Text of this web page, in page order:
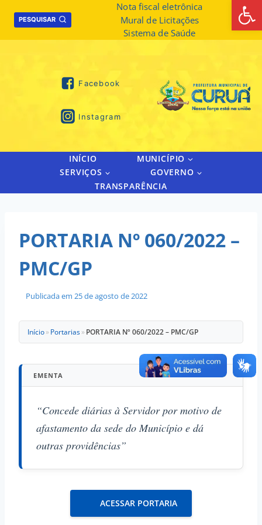
PESQUISAR
Nota fiscal eletrônica
Mural de Licitações
Sistema de Saúde
Facebook
Instagram
INÍCIO
MUNICÍPIO
SERVIÇOS
GOVERNO
TRANSPARÊNCIA
PORTARIA Nº 060/2022 –
PMC/GP
Publicada em 25 de agosto de 2022
Início» Portarias» PORTARIA Nº 060/2022 – PMC/GP
EMENTA
“Concede diárias à Servidor por motivo de
afastamento da sede do Município e dá
outras providências”
ACESSAR PORTARIA